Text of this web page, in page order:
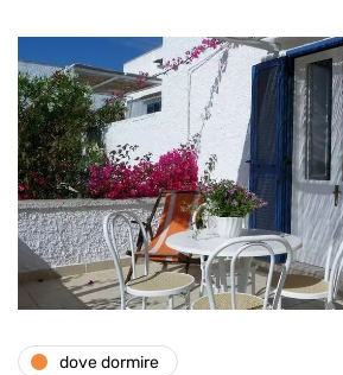
dove dormire